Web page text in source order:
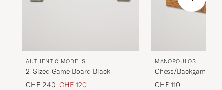
AUTHENTIC MODELS
2-Sized Game Board Black
Regulärer Preis
CHF 240 Reduzierter Preis
CHF 120
MANOPOULOS
Chess/Backgammon
Game
CHF 110